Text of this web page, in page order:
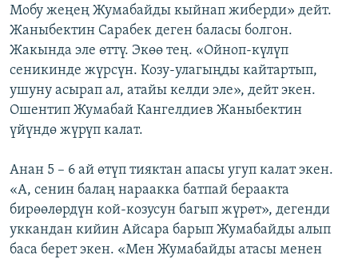
Мобу жеңең Жумабайды кыйнап жиберди» дейт.
Жаныбектин Сарабек деген баласы болгон.
Жакында эле өттү. Экөө тең. «Ойноп-күлүп
сеникинде жүрсүн. Козу-улагыңды кайтартып,
ушуну асырап ал, атайы келди эле», дейт экен.
Ошентип Жумабай Кангелдиев Жаныбектин
үйүндө жүрүп калат.
Анан 5 – 6 ай өтүп тияктан апасы угуп калат экен.
«А, сенин балаң нараакка батпай бераакта
бирөөлөрдүн кой-козусун багып жүрөт», дегенди
уккандан кийин Айсара барып Жумабайды алып
баса берет экен. «Мен Жумабайды атасы менен